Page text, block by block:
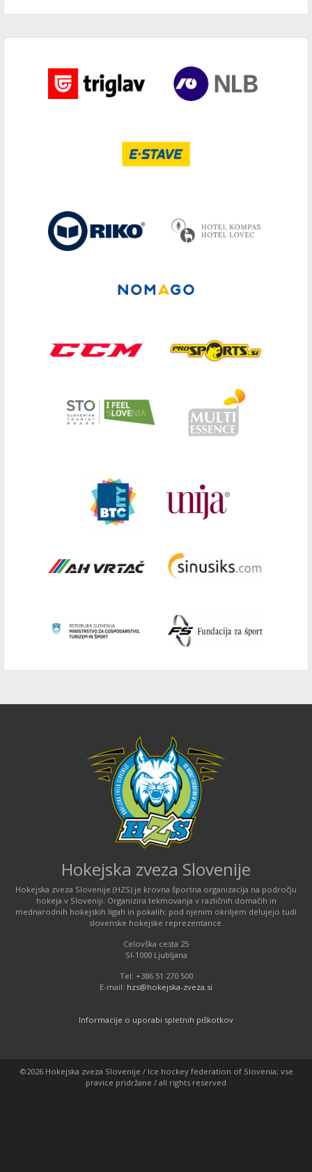
Hokejska zveza Slovenije
Hokejska zveza Slovenije (HZS) je krovna športna organizacija na področju
hokeja v Sloveniji. Organizira tekmovanja v različnih domačih in
mednarodnih hokejskih ligah in pokalih; pod njenim okriljem delujejo tudi
slovenske hokejske reprezentance.
Celovška cesta 25
SI-1000 Ljubljana
Tel: +386 51 270 500
E-mail: hzs@hokejska-zveza.si
Informacije o uporabi spletnih piškotkov
©2026 Hokejska zveza Slovenije / Ice hockey federation of Slovenia; vse
pravice pridržane / all rights reserved